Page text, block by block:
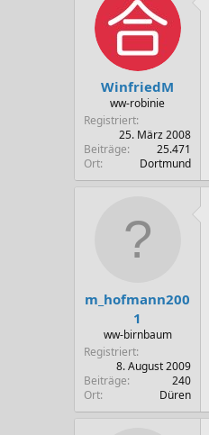
WinfriedM
ww-robinie
Registriert
25. März 2008
Beiträge
25.471
Ort
Dortmund
m_hofmann200
1
ww-birnbaum
Registriert
8. August 2009
Beiträge
240
Ort
Düren